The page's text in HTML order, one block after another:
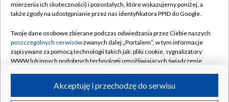
Naziemna Telewizja Cyfrowa
Rada Programowa
System NOS
Informacje o nadawcy
Program dla prasy
Pomoc
Kontakt
Kanały
mierzenia ich skuteczności) i pozostałych, które wskazujemy poniżej, a
także zgody na udostępnianie przez nas identyfikatora PPID do Google.
Twoje dane osobowe zbierane podczas odwiedzania przez Ciebie naszych
poszczególnych serwisówzwanych dalej „Portalem”, w tym informacje
zapisywane za pomocą technologii takich jak: pliki cookie, sygnalizatory
WWW lub innych podobnych technologii umożliwiających świadczenie
ruchu w Internecie.Akceptuję i przechodzę do serwisu